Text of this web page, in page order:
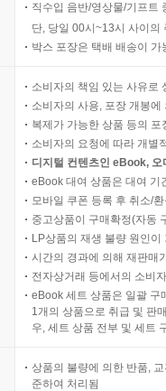
직수입 음반/영상물/기프트
단, 당일 00시~13시 사이의
박스 포장은 택배 배송이
소비자의 책임 있는 사유로
소비자의 사용, 포장 개봉
복제가 가능한 상품 등의
소비자의 요청에 따라 개별
디지털 컨텐츠인 eBook,
eBook 대여 상품은 대여 기
모바일 쿠폰 등록 후 취소/
중고상품이 구매확정(자동
LP상품의 재생 불량 원인
시간의 경과에 의해 재판매
전자상거래 등에서의 소비
eBook 세트 상품은 일괄 구
1개의 상품으로 취급 및 판
우, 세트 상품 전부 및 세트
상품의 불량에 의한 반품,
준하여 처리됨